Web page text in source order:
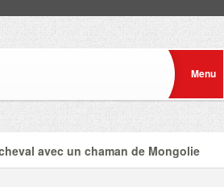
avec un chaman de Mongolie